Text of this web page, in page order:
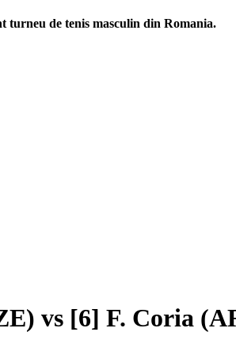
turneu de tenis masculin din Romania.
vs [6] F. Coria